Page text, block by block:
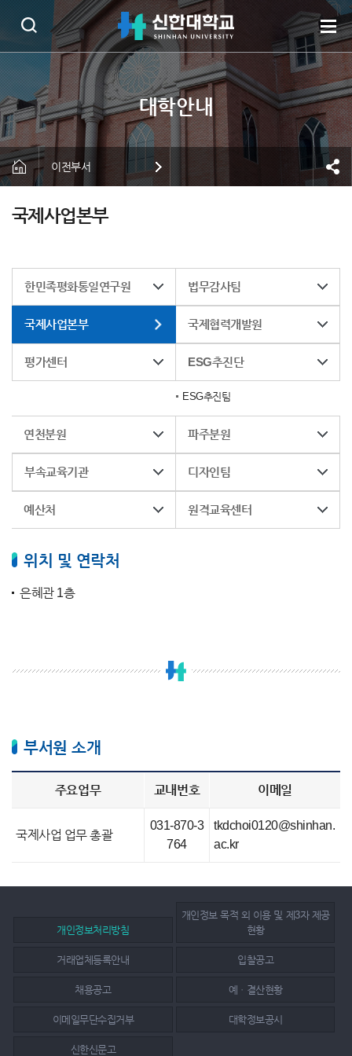
이전부서
국제사업본부
한민족평화통일연구원 법무감사팀
국제사업본부 국제협력개발원
평가센터 ESG추진단
ESG추진팀
연천분원 파주분원
부속교육기관 디자인팀
예산처 원격교육센터
위치 및 연락처
은혜관 1층
부서원 소개
주요업무 교내번호 이메일
국제사업 업무 총괄
031-870-3
764
tkdchoi0120@shinhan.
ac.kr
개인정보처리방침
개인정보 목적 외 이용 및 제3자 제공
현황
거래업체등록안내 입찰공고
채용공고 예ㆍ결산현황
이메일무단수집거부 대학정보공시
신한신문고